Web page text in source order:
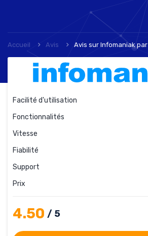
Accueil Avis Avis sur Infomaniakpar
Facilité d'utilisation
Fonctionnalités
Vitesse
Fiabilité
Support
Prix
4.50 / 5